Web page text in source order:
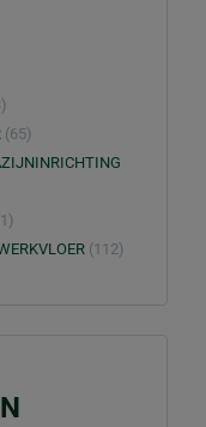
(65)
(112)